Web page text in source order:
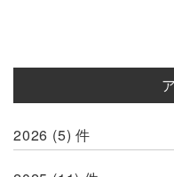
2026 (5) 件